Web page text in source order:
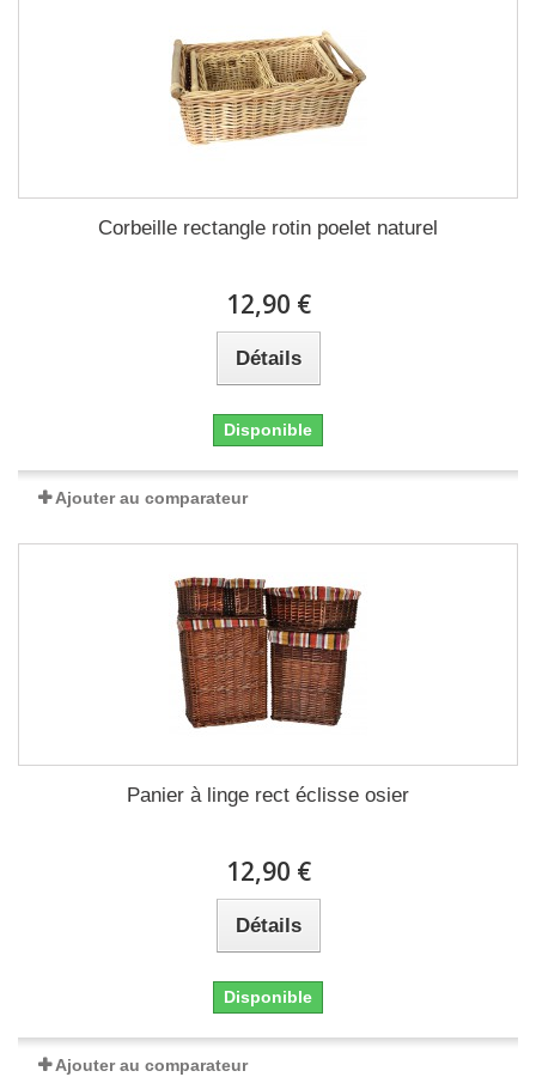
Corbeille rectangle rotin poelet naturel
12,90 €
Détails
Disponible
Ajouter au comparateur
Panier à linge rect éclisse osier
12,90 €
Détails
Disponible
Ajouter au comparateur